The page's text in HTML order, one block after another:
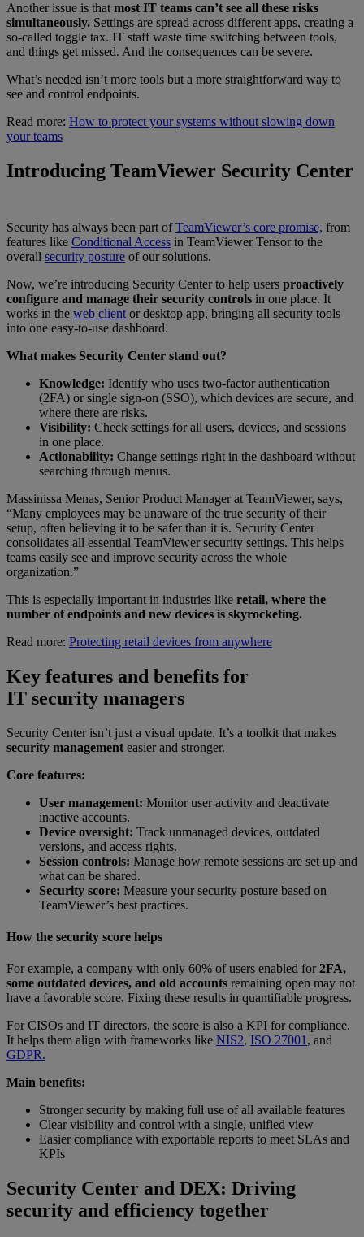
Another issue is that most IT teams can’t see all these risks
simultaneously. Settings are spread across different apps, creating a
so-called toggle tax. IT staff waste time switching between tools,
and things get missed. And the consequences can be severe.
What’s needed isn’t more tools but a more straightforward way to
see and control endpoints.
Read more: How to protect your systems without slowing down
your teams
Introducing TeamViewer Security Center
Security has always been part ofTeamViewer’s core promise, from
features like Conditional Access in TeamViewer Tensor to the
overall security posture of our solutions.
Now, we’re introducing Security Center to help users proactively
configure and manage their security controls in one place. It
works in the web client or desktop app, bringing all security tools
into one easy-to-use dashboard.
What makes Security Center stand out?
Knowledge: Identify who uses two-factor authentication
(2FA) or single sign-on (SSO), which devices are secure, and
where there are risks.
Visibility: Check settings for all users, devices, and sessions
in one place.
Actionability: Change settings right in the dashboard without
searching through menus.
Massinissa Menas, Senior Product Manager at TeamViewer, says,
“Many employees may be unaware of the true security of their
setup, often believing it to be safer than it is. Security Center
consolidates all essential TeamViewer security settings. This helps
teams easily see and improve security across the whole
organization.”
This is especially important in industries like retail, where the
number of endpoints and new devices is skyrocketing.
Read more: Protecting retail devices from anywhere
Key features and benefits for
IT security managers
Security Center isn’t just a visual update. It’s a toolkit that makes
security management easier and stronger.
Core features:
User management: Monitor user activity and deactivate
inactive accounts.
Device oversight: Track unmanaged devices, outdated
versions, and access rights.
Session controls: Manage how remote sessions are set up and
what can be shared.
Security score: Measure your security posture based on
TeamViewer’s best practices.
How the security score helps
For example, a company with only 60% of users enabled for2FA,
some outdated devices, and old accounts remaining open may not
have a favorable score. Fixing these results in quantifiable progress.
For CISOs and IT directors, the score is also a KPI for compliance.
It helps them align with frameworks like NIS2, ISO 27001, and
GDPR.
Main benefits:
Stronger security by making full use of all available features
Clear visibility and control with a single, unified view
Easier compliance with exportable reports to meet SLAs and
KPIs
Security Center and DEX: Driving
security and efficiency together